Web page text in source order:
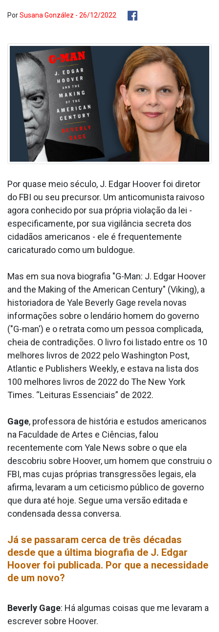
PorSusana González - 26/12/2022
Por quase meio século, J. Edgar Hoover foi diretor
do FBI ou seu precursor. Um anticomunista raivoso
agora conhecido por sua própria violação da lei -
especificamente, por sua vigilância secreta dos
cidadãos americanos - ele é frequentemente
caricaturado como um buldogue.
Mas em sua nova biografia "G-Man: J. Edgar Hoover
and the Making of the American Century" (Viking), a
historiadora de Yale Beverly Gage revela novas
informações sobre o lendário homem do governo
("G-man') e o retrata como um pessoa complicada,
cheia de contradições. O livro foi listado entre os 10
melhores livros de 2022 pelo Washington Post,
Atlantic e Publishers Weekly, e estava na lista dos
100 melhores livros de 2022 do The New York
Times. “Leituras Essenciais” de 2022.
Gage, professora de história e estudos americanos
na Faculdade de Artes e Ciências, falou
recentemente com Yale News sobre o que ela
descobriu sobre Hoover, um homem que construiu o
FBI, mas cujas próprias transgressões legais, ela
afirma, levaram a um ceticismo público de governo
que dura até hoje. Segue uma versão editada e
condensada dessa conversa.
Já se passaram cerca de três décadas
desde que a última biografia de J. Edgar
Hoover foi publicada. Por que a necessidade
de um novo?
Beverly Gage: Há algumas coisas que me levaram a
escrever sobre Hoover.